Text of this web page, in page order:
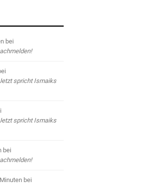
bei
spricht Ismaiks
spricht Ismaiks
bei
bei